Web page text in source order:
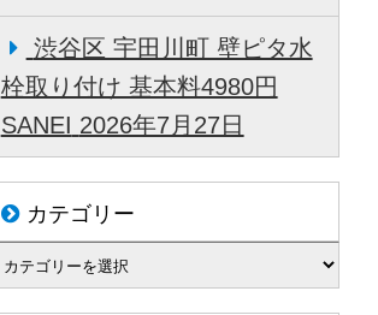
渋谷区 宇田川町 壁ピタ水
栓取り付け 基本料4980円
SANEI 2026年7月27日
カテゴリー